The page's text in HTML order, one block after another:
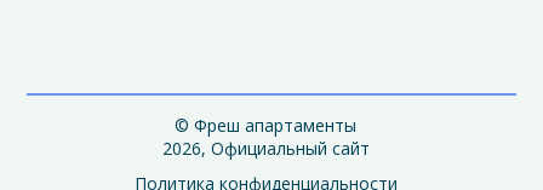
© Фреш апартаменты
2026, Официальный сайт
Политика конфиденциальности